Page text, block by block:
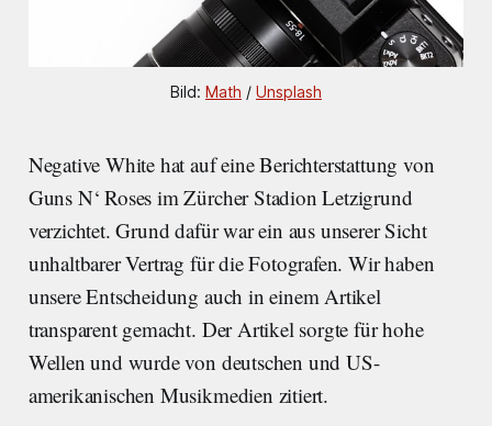
Bild: Math / Unsplash
Negative White hat auf eine Berichterstattung von
Guns N‘ Roses im Zürcher Stadion Letzigrund
verzichtet. Grund dafür war ein aus unserer Sicht
unhaltbarer Vertrag für die Fotografen. Wir haben
unsere Entscheidung auch in einem Artikel
transparent gemacht. Der Artikel sorgte für hohe
Wellen und wurde von deutschen und US-
amerikanischen Musikmedien zitiert.